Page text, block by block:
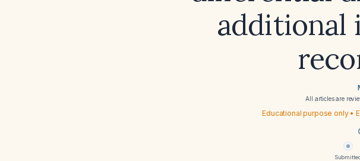
additional
All articles are
Educational purpose only •